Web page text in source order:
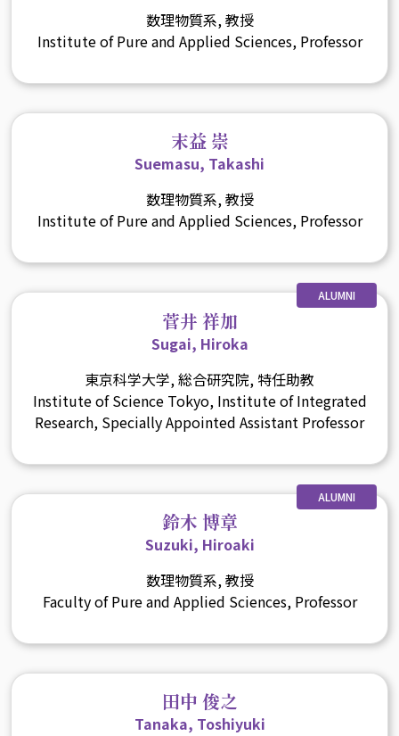
数理物質系, 教授
Institute of Pure and Applied Sciences, Professor
末益 崇
Suemasu, Takashi
数理物質系, 教授
Institute of Pure and Applied Sciences, Professor
ALUMNI
菅井 祥加
Sugai, Hiroka
東京科学大学, 総合研究院, 特任助教
Institute of Science Tokyo, Institute of Integrated
Research, Specially Appointed Assistant Professor
ALUMNI
鈴木 博章
Suzuki, Hiroaki
数理物質系, 教授
Faculty of Pure and Applied Sciences, Professor
田中 俊之
Tanaka, Toshiyuki